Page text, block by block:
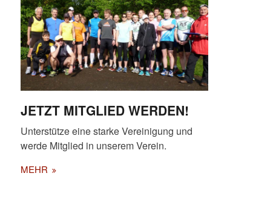
JETZT MITGLIED WERDEN!
Unterstütze eine starke Vereinigung und
werde Mitglied in unserem Verein.
MEHR